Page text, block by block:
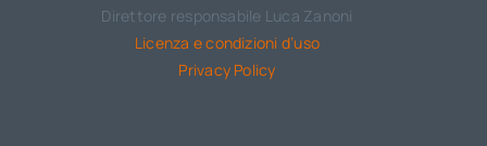
Direttore responsabile Luca Zanoni
Licenza e condizioni d’uso
Privacy Policy